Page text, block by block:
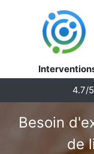
4.7/5
Besoin
de